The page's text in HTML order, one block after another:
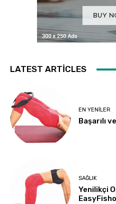
LATEST ARTICLES
EN YENILER
Başarılı
SAĞLIK
Yenilikçi